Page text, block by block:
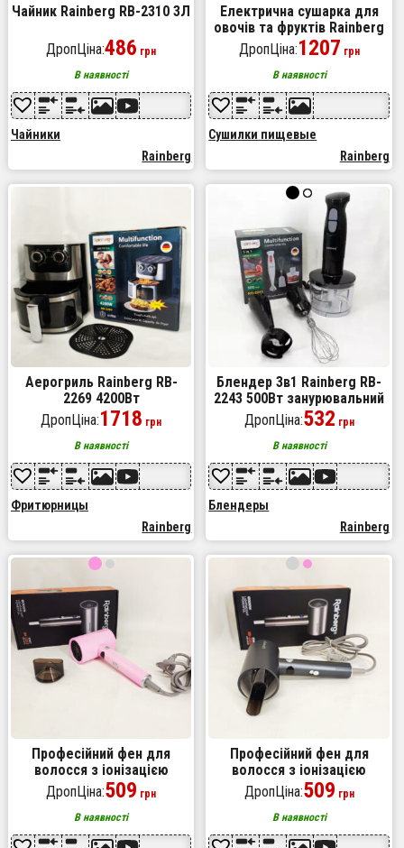
Чайник Rainberg RB-2310 3Л
ДропЦіна:486 грн
В наявності
Чайники
Rainberg
Електрична сушарка для
овочів та фруктів Rainberg
RB-2291 1000Вт
ДропЦіна:1207 грн
В наявності
Сушилки пищевые
Rainberg
Аерогриль Rainberg RB-
2269 4200Вт
аерофритюрниця
безмасляна для
приготування без олії 8л
ДропЦіна:1718 грн
В наявності
Фритюрницы
Rainberg
Блендер 3в1 Rainberg RB-
2243 500Вт занурювальний
блендер подрібнювач,
блендер для дитячого
пюре Black
ДропЦіна:532 грн
В наявності
Блендеры
Rainberg
Професійний фен для
волосся з іонізацією
Rainberg RB-2253 2000Вт
Pink
ДропЦіна:509 грн
В наявності
Професійний фен для
волосся з іонізацією
Rainberg RB-2253 2000Вт
Gray
ДропЦіна:509 грн
В наявності